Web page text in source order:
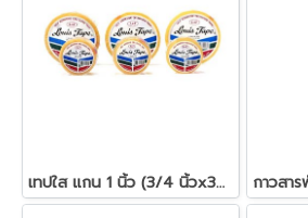
เทปใส แกน 1 นิ้ว (3/4 นิ้วx36 หลา) หลุยส์